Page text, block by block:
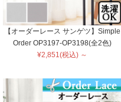
【オーダーレース サンゲツ】Simple
Order OP3197-OP3198(全2色)
¥2,851(税込) ～